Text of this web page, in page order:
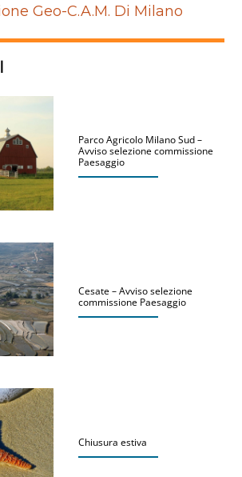
Geo-C.A.M. Di Milano
Parco Agricolo Milano Sud –
Avviso selezione commissione
Paesaggio
Cesate – Avviso selezione
commissione Paesaggio
Chiusura estiva